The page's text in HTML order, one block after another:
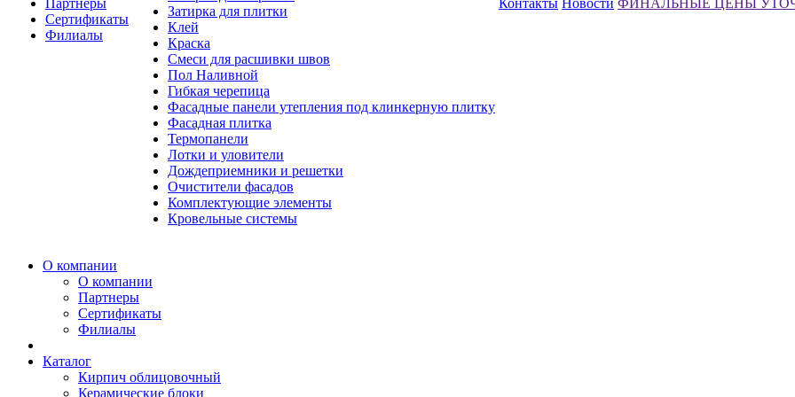
Партнеры
Сертификаты
Филиалы
Затирка для плитки
Клей
Краска
Смеси для расшивки швов
Пол Наливной
Гибкая черепица
Фасадные панели утепления под клинкерную плитку
Фасадная плитка
Термопанели
Лотки и уловители
Дождеприемники и решетки
Очистители фасадов
Комплектующие элементы
Кровельные системы
Контакты Новости ФИНАЛЬНЫЕ ЦЕНЫ
О компании
О компании
Партнеры
Сертификаты
Филиалы
Каталог
Кирпич облицовочный
Керамические блоки